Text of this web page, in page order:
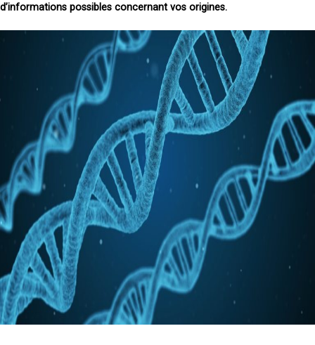
d’informations possibles concernant vos origines.